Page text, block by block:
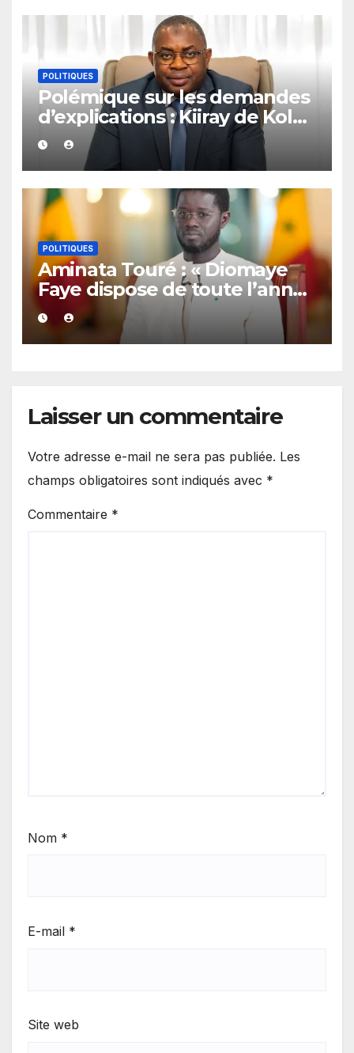
POLITIQUES
Polémique sur les demandes
d’explications : Kiiray de Kolda
apporte son soutien à
Mamadou Lamine Dianté
POLITIQUES
Aminata Touré : « Diomaye
Faye dispose de toute l’année
2027 pour organiser les
élections locales dans la
légalité »
Laisser un commentaire
Votre adresse e-mail ne sera pas publiée. Les
champs obligatoires sont indiqués avec *
Commentaire *
Nom *
E-mail *
Site web